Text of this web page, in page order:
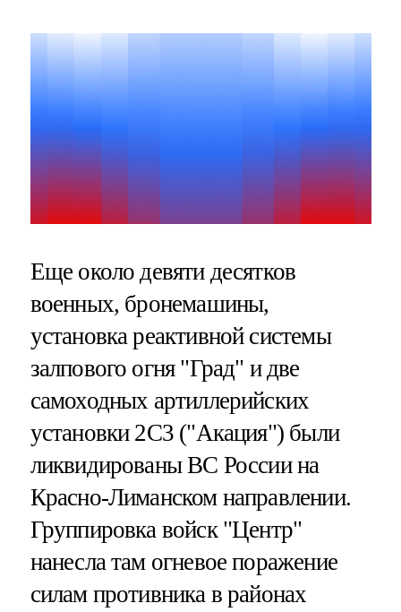
Еще около девяти десятков
военных, бронемашины,
установка реактивной системы
залпового огня "Град" и две
самоходных артиллерийских
установки 2С3 ("Акация") были
ликвидированы ВС России на
Красно-Лиманском направлении.
Группировка войск "Центр"
нанесла там огневое поражение
силам противника в районах